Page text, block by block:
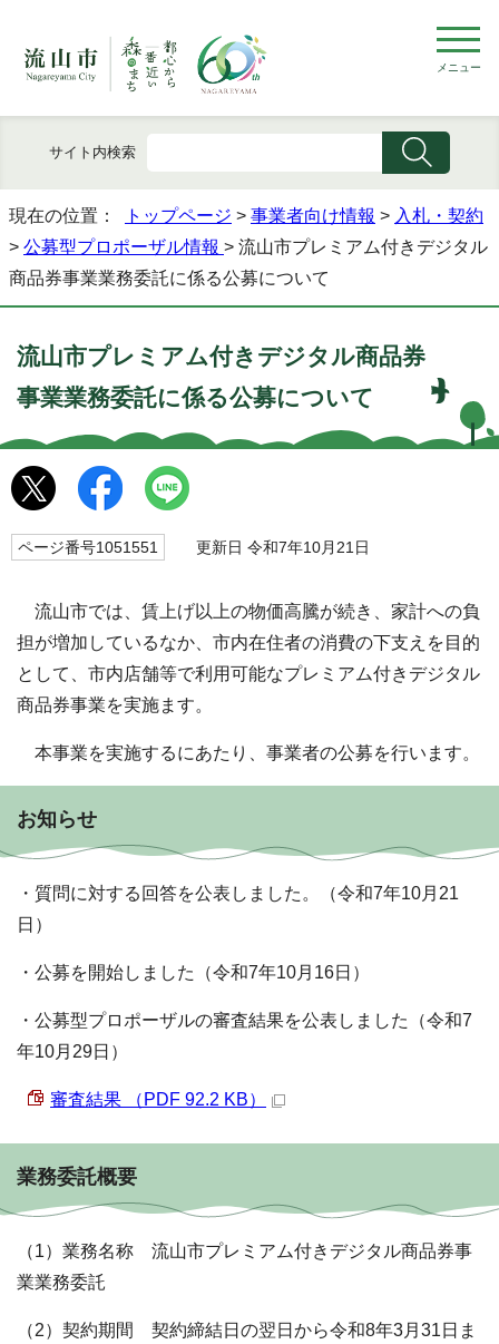
メニュー
サイト内検索
現在の位置： トップページ > 事業者向け情報 > 入札・契約
> 公募型プロポーザル情報 > 流山市プレミアム付きデジタル
商品券事業業務委託に係る公募について
流山市プレミアム付きデジタル商品券
事業業務委託に係る公募について
ページ番号1051551 更新日 令和7年10月21日
流山市では、賃上げ以上の物価高騰が続き、家計への負
担が増加しているなか、市内在住者の消費の下支えを目的
として、市内店舗等で利用可能なプレミアム付きデジタル
商品券事業を実施ます。
本事業を実施するにあたり、事業者の公募を行います。
お知らせ
・質問に対する回答を公表しました。（令和7年10月21
日）
・公募を開始しました（令和7年10月16日）
・公募型プロポーザルの審査結果を公表しました（令和7
年10月29日）
審査結果 （PDF 92.2 KB）
業務委託概要
（1）業務名称 流山市プレミアム付きデジタル商品券事
業業務委託
（2）契約期間 契約締結日の翌日から令和8年3月31日ま